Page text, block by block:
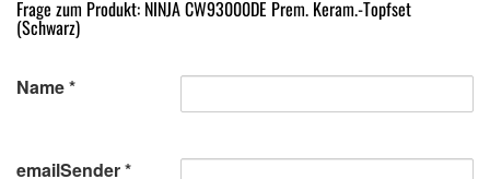
Frage zum Produkt: NINJA CW93000DE Prem. Keram.-Topfset
(Schwarz)
Name
emailSender